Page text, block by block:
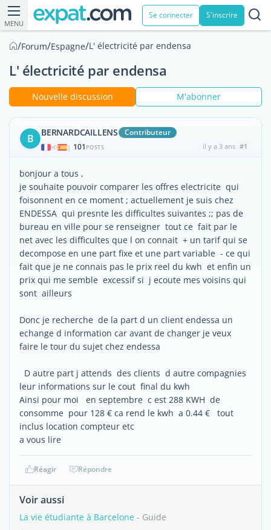
MENU
Se connecter S'inscrire
/Forum/Espagne/L' électricité par endensa
L' électricité par endensa
Nouvelle discussion M'abonner
B BERNARDCAILLENS Contributeur
| 101 POSTS il y a 3 ans #1
bonjour a tous ,
je souhaite pouvoir comparer les offres electricite qui
foisonnent en ce moment ; actuellement je suis chez
ENDESSA qui presnte les difficultes suivantes ;; pas de
bureau en ville pour se renseigner tout ce fait par le
net avec les difficultes que l on connait + un tarif qui se
decompose en une part fixe et une part variable - ce qui
fait que je ne connais pas le prix reel du kwh et enfin un
prix qui me semble excessif si j ecoute mes voisins qui
sont ailleurs
Donc je recherche de la part d un client endessa un
echange d information car avant de changer je veux
faire le tour du sujet chez endessa
D autre part j attends des clients d autre compagnies
leur informations sur le cout final du kwh
Ainsi pour moi en septembre c est 288 KWH de
consomme pour 128 € ca rend le kwh a 0.44 € tout
inclus location compteur etc
a vous lire
Réagir Répondre
Voir aussi
La vie étudiante à Barcelone - Guide